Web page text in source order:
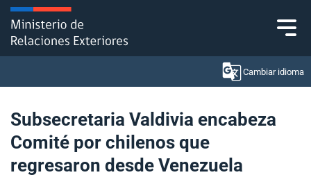
Click acá para ir directamente al contenido
Cambiar idioma
Ministerio
Política Exterior
Subsecretaria Valdivia encabeza
Comité por chilenos que
regresaron desde Venezuela